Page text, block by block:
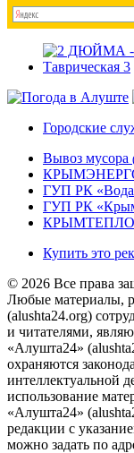
Городские
Вывоз мусора
ГУП РК
ГУП РК
Купить это
© 2026 Все права
Любые материалы,
(alushta24.org)
и читателями,
«Алушта24»
охраняются
интеллектуальной
использование
«Алушта24»
редакции с
можно задать по